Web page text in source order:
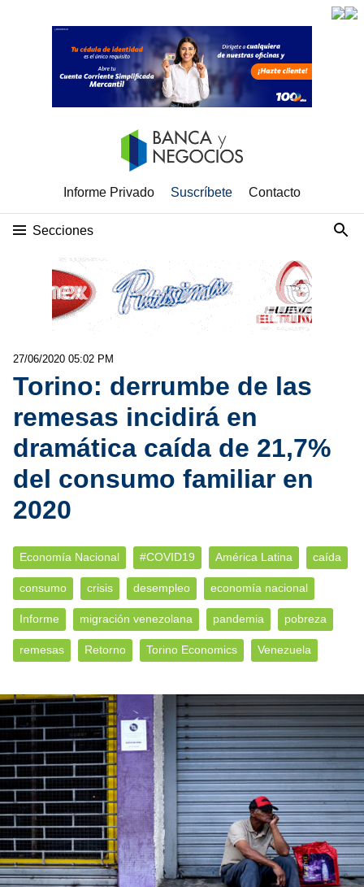
Informe Privado Suscríbete Contacto
Secciones
27/06/2020 05:02 PM
Torino: derrumbe de las
remesas incidirá en
dramática caída de 21,7%
del consumo familiar en
2020
Economía Nacional #COVID19 América Latina caída
consumo crisis desempleo economía nacional
Informe migración venezolana pandemia pobreza
remesas Retorno Torino Economics Venezuela